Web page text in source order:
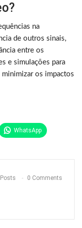
na
de outros sinais,
entre os
e simulações para
os impactos
WhatsApp
0 Comments